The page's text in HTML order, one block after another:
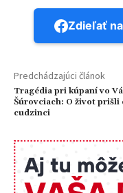
Zdieľať
Predchádzajúci článok
Tragédia pri kúpaní vo
Šúrovciach: O život prišli
cudzinci